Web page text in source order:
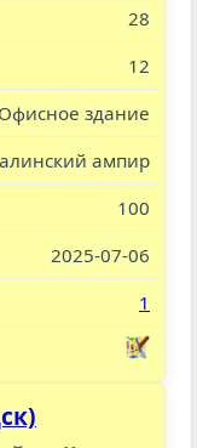
28
12
Офисное здание
ампир
100
2025-07-06
1